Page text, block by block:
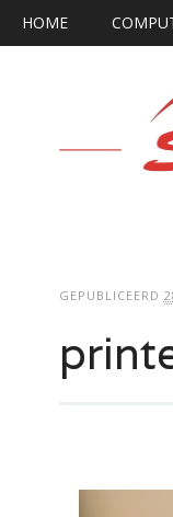
HOME
GEPUBLICEERD